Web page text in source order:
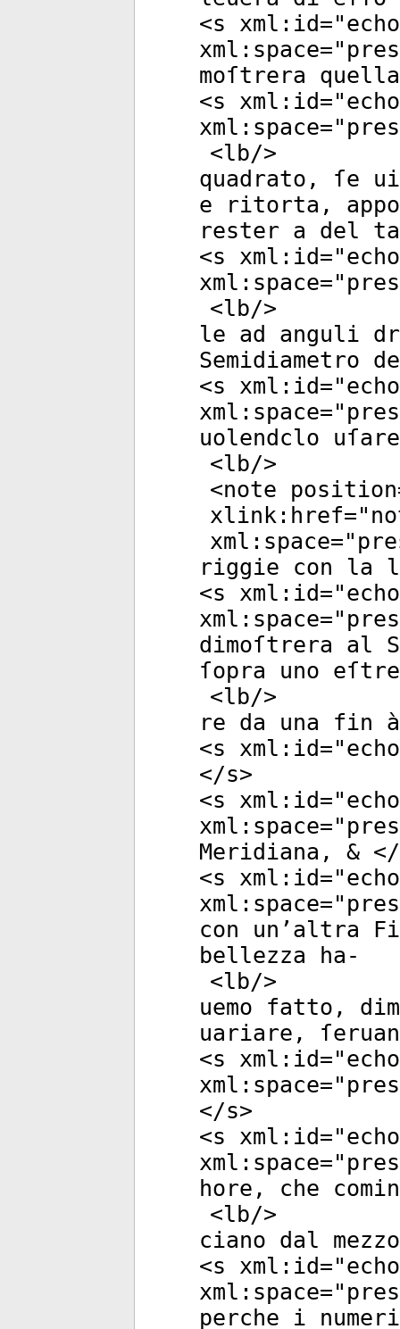
<s xml:id="
xml:space="
moſtrera
<s xml:id="
xml:space="
<lb/>
quadrato, ſe
e ritorta,
rester a del
<s xml:id="
xml:space="
<lb/>
le ad anguli
Semidiametro
<s xml:id="
xml:space="
uolendclo
<lb/>
<note position
xlink:href="
xml:space="
riggie con la
<s xml:id="
xml:space="
dimoſtrera al
ſopra uno
<lb/>
re da una fin
<s xml:id="
</s>
<s xml:id="
xml:space="
Meridiana, & </
<s xml:id="
xml:space="
con un’altra
bellezza ha-
<lb/>
uemo fatto,
uariare,
<s xml:id="
xml:space="
</s>
<s xml:id="
xml:space="
hore, che
<lb/>
ciano dal
<s xml:id="
xml:space="
perche i